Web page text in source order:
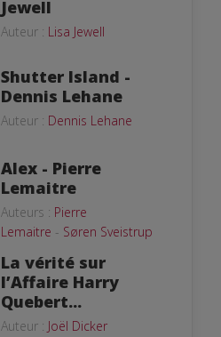
Jewell
Auteur : Lisa Jewell
Shutter Island -
Dennis Lehane
Auteur : Dennis Lehane
Alex - Pierre
Lemaitre
Auteurs : Pierre
Lemaitre - Søren Sveistrup
La vérité sur
l’Affaire Harry
Quebert...
Auteur : Joël Dicker